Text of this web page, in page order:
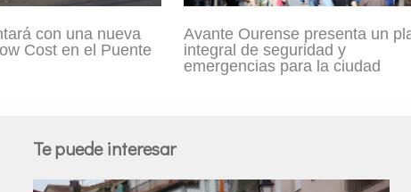
con una nueva
Cost en el Puente
Avante Ourense presenta un
integral de seguridad y
emergencias para la ciudad
Te puede interesar